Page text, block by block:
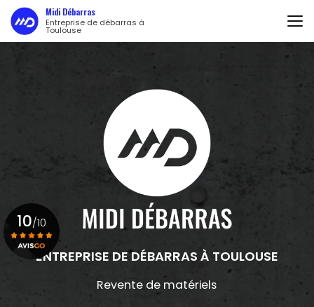
Aller
au
contenu
principal
Midi Débarras
Entreprise de débarras à
Toulouse
ENTREPRISE DE DÉBARRAS À TOULOUSE
Revente de matériels
10/10